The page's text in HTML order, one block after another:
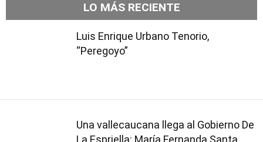
LO MÁS RECIENTE
Luis Enrique Urbano Tenorio,
“Peregoyo”
Una vallecaucana llega al Gobierno De
La Espriella: María Fernanda Santa,